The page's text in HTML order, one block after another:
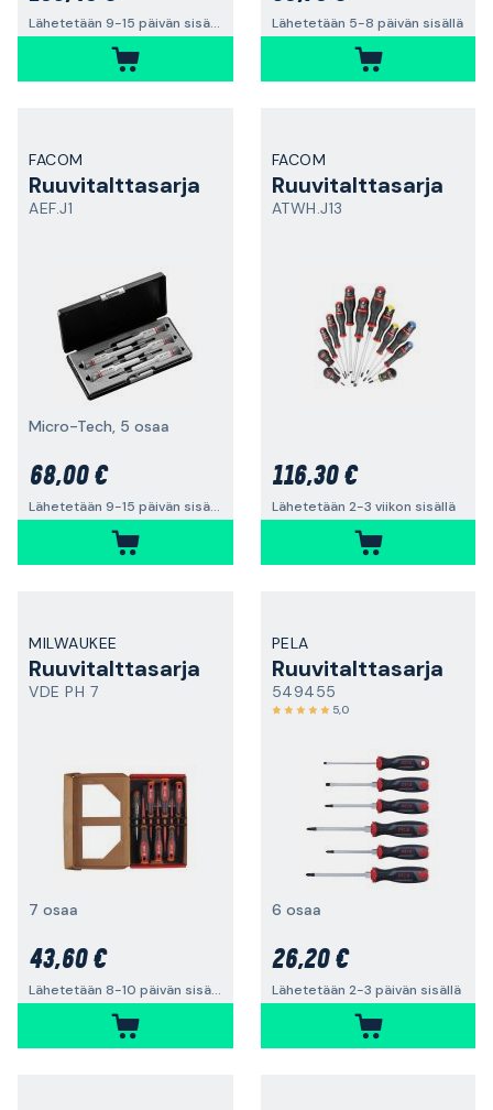
Lähetetään 9-15 päivän sisällä Lähetetään 5-8 päivän sisällä
FACOM
Ruuvitalttasarja
AEF.J1
Micro-Tech, 5 osaa
68,00 €
Lähetetään 9-15 päivän sisällä
FACOM
Ruuvitalttasarja
ATWH.J13
116,30 €
Lähetetään 2-3 viikon sisällä
MILWAUKEE
Ruuvitalttasarja
VDE PH 7
7 osaa
43,60 €
Lähetetään 8-10 päivän sisällä
PELA
Ruuvitalttasarja
549455
5,0
6 osaa
26,20 €
Lähetetään 2-3 päivän sisällä